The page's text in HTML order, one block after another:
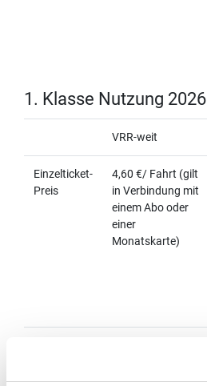
1. Klasse Nutzung 2026
VRR-weit
Einzelticket-
Preis
4,60 €/ Fahrt (gilt
in Verbindung mit
einem Abo oder
einer
Monatskarte)
im Abo erhältlich